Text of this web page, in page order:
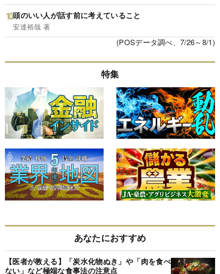
頭のいい人が話す前に考えていること
安達裕哉 著
(POSデータ調べ、7/26～8/1)
特集
あなたにおすすめ
【医者が教える】「炭水化物ぬき」や「肉を食べ
ない」など極端な食事法の注意点